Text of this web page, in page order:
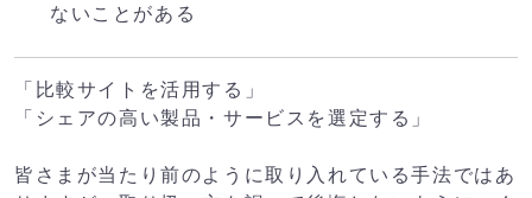
ないことがある
「比較サイトを活用する」
「シェアの高い製品・サービスを選定する」
皆さまが当たり前のように取り入れている手法ではあ